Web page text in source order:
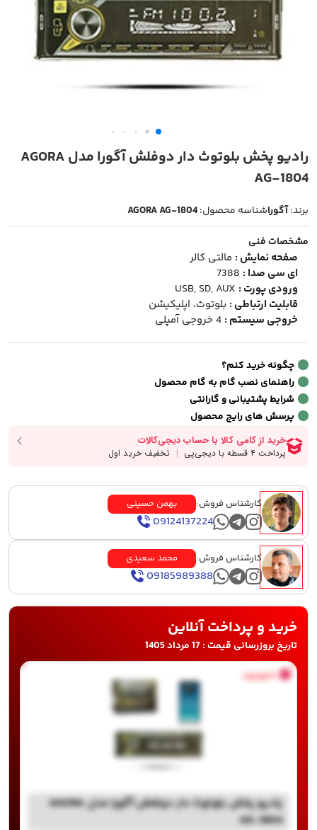
رادیو پخش بلوتوث دار دوفلش آگورا مدل AGORA
AG-1804
برند:آگوراشناسه محصول:AGORA AG-1804
مشخصات فنی
صفحه نمایش : مالتی کالر
ای سی صدا : 7388
ورودی پورت : USB, SD, AUX
قابلیت ارتباطی : بلوتوث، اپلیکیشن
خروجی سیستم : 4 خروجی آمپلی
چگونه خرید کنم؟
راهنمای نصب گام به گام محصول
شرایط پشتیبانی و گارانتی
پرسش های رایج محصول
کارشناس فروش: بهمن حسینی
09124137224
کارشناس فروش: محمد سعیدی
09185989388
خرید و پرداخت آنلاین
تاریخ بروزرسانی قیمت : 17 مرداد 1405
ناموجود
رادیو پخش بلوتوث دار دوفلش آگورا مدل AGORA
AG-1804